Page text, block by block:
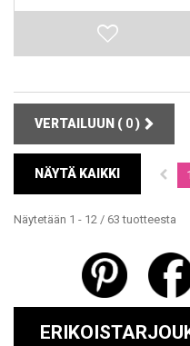
VERTAILUUN ( 0)
NÄYTÄ KAIKKI 1
Näytetään 1 - 12 / 63 tuotteesta